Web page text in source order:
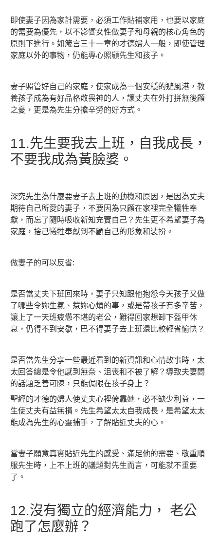
即使妻子因為家計需要，必須工作貼補家用，也要以家庭
的需要為優先，以不影響女性做妻子和母親的核心角色的
原則下進行。如箴言三十一章的才德婦人一般，即使管理
家庭以外的事物，仍能專心照顧先生和孩子。
妻子照管好自己的家庭，使家成為一個安穩的避風港，教
養孩子成為有好品格敬畏神的人，讓丈夫在外打拼無後顧
之憂，更是為先生分擔辛勞的好方式。
11.先生要我去上班，自我成長，
不要我成為黃臉婆。
深究先生為什麼要妻子去上班的動機和原因，是因為丈夫
期待自己所愛的妻子，不要因為只顧在家裡完全犧牲奉
獻，而忘了隨時吸收新知充實自己？先生更不希望妻子為
家庭，捨己犧牲奉獻到不顧自己的形象和裝扮。
做妻子的可以反省:
是否當丈夫下班回來時，妻子只知跟他抱怨今天孩子又做
了哪些令妳生氣、惹妳心煩的事，或是帶孩子有多辛苦，
讓上了一天班疲憊不堪的老公，難得回家想卸下盔甲休
息，仍得不到安歇，巴不得妻子去上班還比較輕省愉快？
是否當先生分享一些最近看到的新資訊和心情故事時，太
太回答總是令他感到無奈、沮喪和不被了解？導致夫妻間
的話題乏善可陳，只能侷限在孩子身上？
聖經的才德的婦人使丈夫心裡倚靠她，必不缺少利益，一
生使丈夫有益無損。先生希望太太自我成長，是希望太太
能成為先生的心靈捕手，了解貼近丈夫的心。
當妻子願意真實貼近先生的感受、滿足他的需要、敬重順
服先生時，上不上班的議題對先生而言，可能就不重要
了。
12.沒有獨立的經濟能力， 老公
跑了怎麼辦？